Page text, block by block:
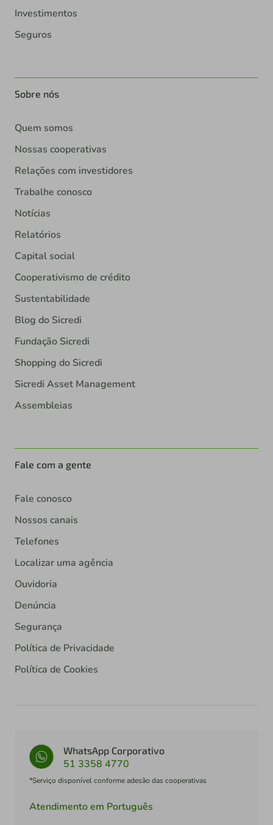
Investimentos
Seguros
Sobre nós
Quem somos
Nossas cooperativas
Relações com investidores
Trabalhe conosco
Notícias
Relatórios
Capital social
Cooperativismo de crédito
Sustentabilidade
Blog do Sicredi
Fundação Sicredi
Shopping do Sicredi
Sicredi Asset Management
Assembleias
Fale com a gente
Fale conosco
Nossos canais
Telefones
Localizar uma agência
Ouvidoria
Denúncia
Segurança
Política de Privacidade
Política de Cookies
WhatsApp Corporativo
51 3358 4770
*Serviço disponível conforme adesão das cooperativas
Atendimento em Português